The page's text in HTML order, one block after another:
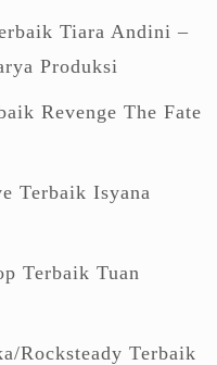
Tiara Andini –
Produksi
Revenge The Fate
Terbaik Isyana
Terbaik Tuan
Rocksteady Terbaik